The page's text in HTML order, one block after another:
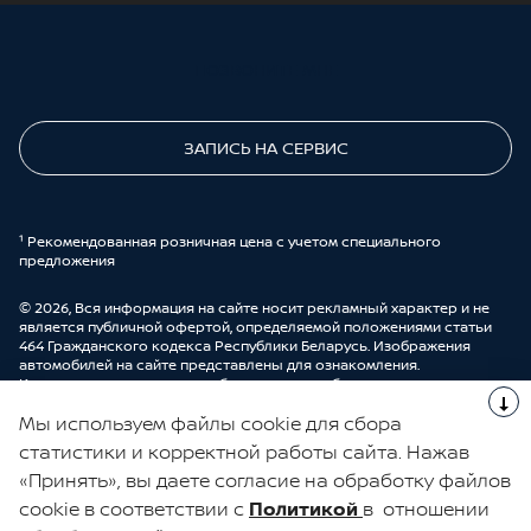
ЗАПИСЬ НА СЕРВИС
¹ Рекомендованная розничная цена с учетом специального
предложения
© 2026, Вся информация на сайте носит рекламный характер и не
является публичной офертой, определяемой положениями статьи
464 Гражданского кодекса Республики Беларусь. Изображения
автомобилей на сайте представлены для ознакомления.
Комплектации и цены могут быть изменены без предварительного
автоцентре ООО “ДрайвМоторс”.
ЭЛЕКТРОННАЯ КНИГА ОТЗЫВОВ
Мы используем файлы cookie для сбора
статистики и корректной работы сайта. Нажав
«Принять», вы даете согласие на обработку файлов
cookie в соответствии с Политикой в отношении